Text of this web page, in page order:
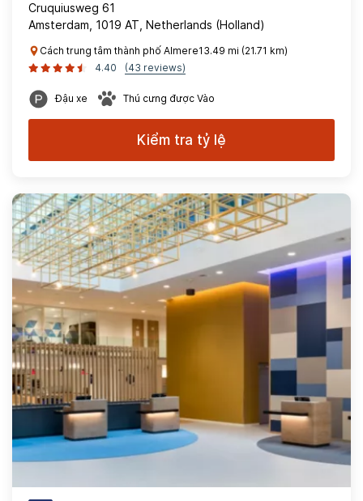
Cruquiusweg 61
Amsterdam, 1019 AT, Netherlands (Holland)
Cách trung tâm thành phố Almere13.49 mi (21.71 km)
4.40
(43 reviews)
Đậu xe Thú cưng được Vào
Kiểm tra tỷ lệ